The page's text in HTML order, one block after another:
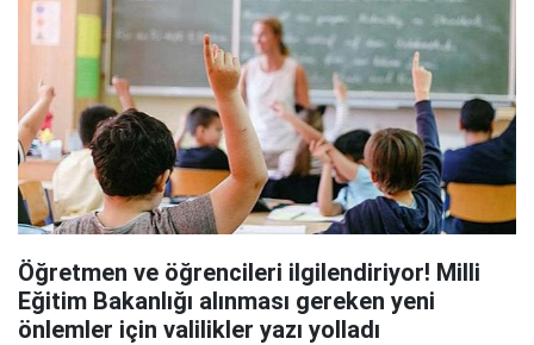
Öğretmen ve öğrencileri ilgilendiriyor! Milli
Eğitim Bakanlığı alınması gereken yeni
önlemler için valilikler yazı yolladı